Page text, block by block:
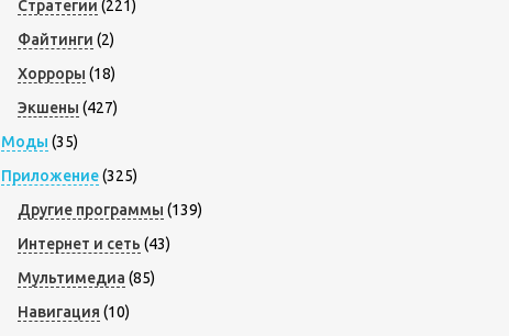
Стратегии (221)
Файтинги (2)
Хорроры (18)
Экшены (427)
Моды (35)
Приложение(325)
Другие программы (139)
Интернет и сеть (43)
Мультимедиа (85)
Навигация (10)